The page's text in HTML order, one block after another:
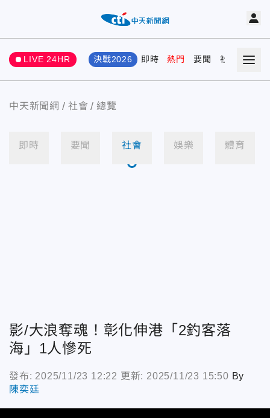
LIVE 24HR 決戰2026 即時 熱門 要聞 社會 娛樂
中天新聞網 社會 總覽
即時 要聞 社會 娛樂 體育
影/大浪奪魂！彰化伸港「2釣客落
海」1人慘死
發布: 2025/11/23 12:22 更新: 2025/11/23 15:50 By
陳奕廷